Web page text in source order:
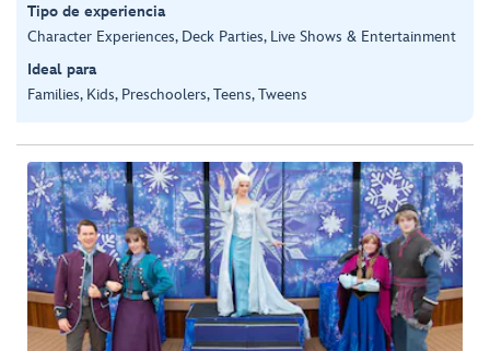
Tipo de experiencia
Character Experiences, Deck Parties, Live Shows & Entertainment
Ideal para
Families, Kids, Preschoolers, Teens, Tweens